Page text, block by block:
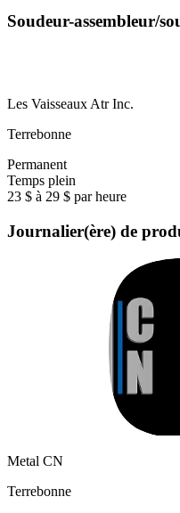
Soudeur-assembleur/
Les Vaisseaux Atr Inc.
Terrebonne
Permanent
Temps plein
23 $ à 29 $ par heure
Journalier(ère) de
Metal CN
Terrebonne